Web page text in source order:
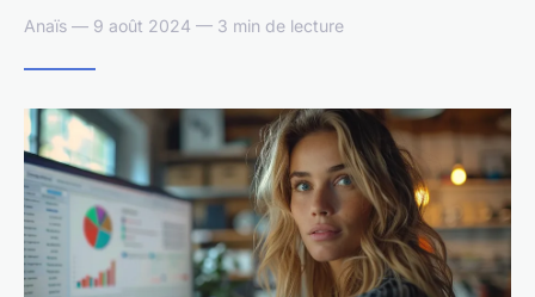
Anaïs — 9 août 2024 — 3 min de lecture